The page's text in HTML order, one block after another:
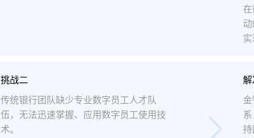
挑战二
传统银行团队缺少专业数字员工人才队
伍，无法迅速掌握、应用数字员工使用技
术。
解
金
持